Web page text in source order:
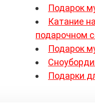
Подарок
Катание
подарочном
Подарок
Подарки